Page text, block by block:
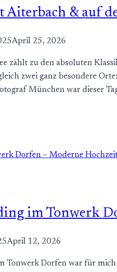
Aiterbach & auf
April 25, 2026
zählt zu den absoluten
zwei ganz besondere
München war dieser
im Tonwerk
April 12, 2026
Tonwerk Dorfen war für